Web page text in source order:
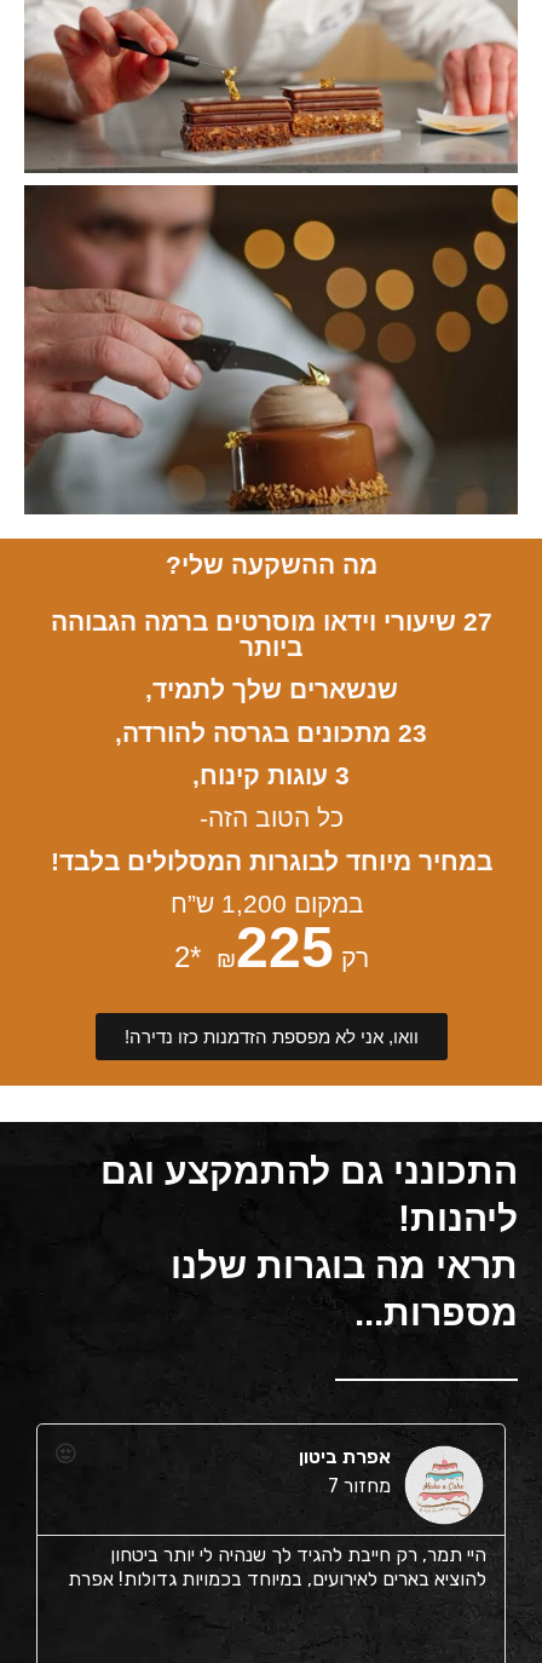
מה ההשקעה שלי?
27 שיעורי וידאו מוסרטים ברמה הגבוהה
ביותר
שנשארים שלך לתמיד,
23 מתכונים בגרסה להורדה,
3 עוגות קינוח,
כל הטוב הזה-
במחיר מיוחד לבוגרות המסלולים בלבד!
במקום 1,200 ש”ח
רק
₪225
*2
וואו, אני לא מפספת הזדמנות כזו נדירה!
התכונני גם להתמקצע וגם
ליהנות!
תראי מה בוגרות שלנו
מספרות...
אפרת ביטון
מחזור 7
היי תמר, רק חייבת להגיד לך שנהיה לי יותר ביטחון
להוציא בארים לאירועים, במיוחד בכמויות גדולות! אפרת